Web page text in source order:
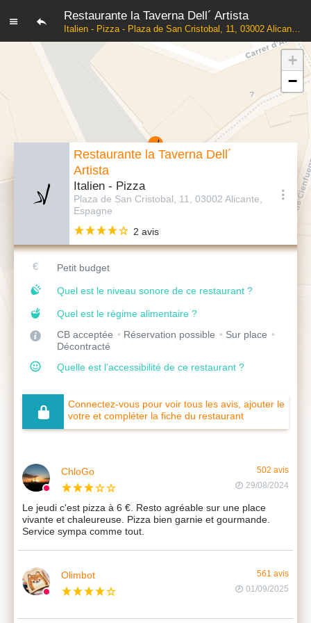
Restaurante la Taverna Dell´ Artista
Italien - Pizza - Plaza de San Cristobal, 11, 03002 Alicante, Espagne
Restaurante la Taverna Dell´
Artista
Italien - Pizza
Plaza de San Cristobal, 11, 03002 Alicante,
Espagne
2 avis
Petit budget
Quel est le niveau sonore de ce restaurant ?
Quel est le régime alimentaire ?
CB acceptée
Réservation possible
Sur place
Décontracté
Quelle est l'accessibilité de ce restaurant ?
Connectez-vous pour voir tous les avis, ajouter le
votre et compléter la fiche du restaurant
ChloGo
502 avis
29/08/2024
Le jeudi c'est pizza à 6 €. Resto agréable sur une place
vivante et chaleureuse. Pizza bien garnie et gourmande.
Service sympa comme tout.
Olimbot
561 avis
01/09/2025
+
−